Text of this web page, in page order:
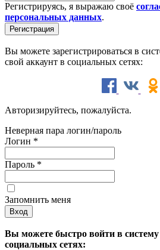
Регистрируясь, я выражаю своё
персональных данных.
Вы можете зарегистрироваться в
свой аккаунт в социальных сетях:
Авторизируйтесь, пожалуйста.
Неверная пара логин/пароль
Логин *
Пароль *
Запомнить меня
Вы можете быстро войти в систему
социальных сетях: